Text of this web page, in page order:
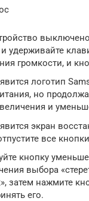
удерживайте
громкости, и
логотип
но
и
экран
все
кнопку
выбора
затем нажмите
его.